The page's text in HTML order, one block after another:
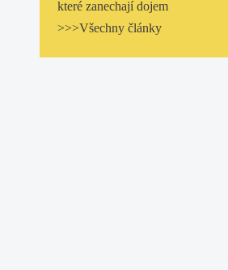
které zanechají dojem
>>>Všechny články